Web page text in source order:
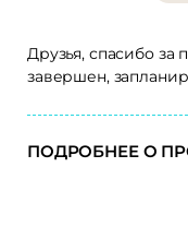
Друзья, спасибо за
завершен,
ПОДРОБНЕЕ О